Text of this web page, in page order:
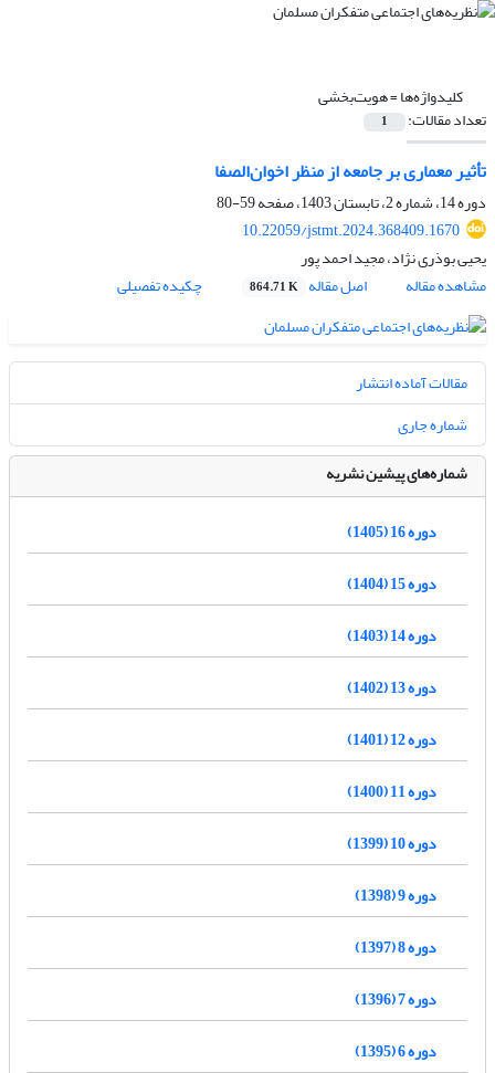
کلیدواژه‌ها =هویت‌بخشی
تعداد مقالات: 1
تأثیر معماری بر جامعه از منظر اخوان‌الصفا
دوره 14، شماره 2، تابستان 1403، صفحه
59-80
10.22059/jstmt.2024.368409.1670
یحیی بوذری نژاد، مجید احمد پور
مشاهده مقاله
اصل مقاله 864.71 K چکیده تفصیلی
مقالات آماده انتشار
شماره جاری
شماره‌های پیشین نشریه
دوره 16 (1405)
دوره 15 (1404)
دوره 14 (1403)
دوره 13 (1402)
دوره 12 (1401)
دوره 11 (1400)
دوره 10 (1399)
دوره 9 (1398)
دوره 8 (1397)
دوره 7 (1396)
دوره 6 (1395)